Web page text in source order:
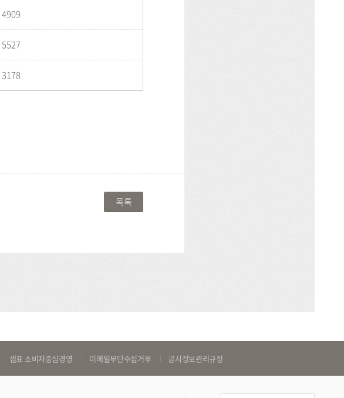
4909
5527
3178
목록
샘표 소비자중심경영 이메일무단수집거부 공시정보관리규정